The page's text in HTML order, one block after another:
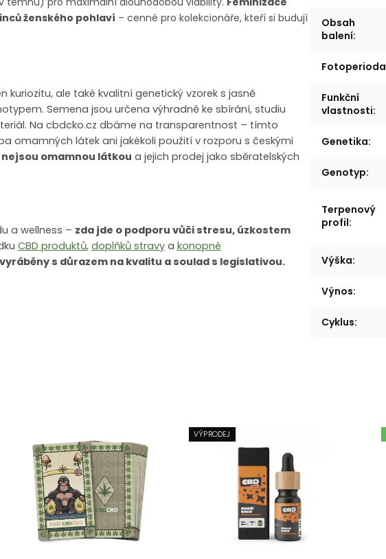
ženského pohlaví – cenné pro kolekcionáře, kteří si budují
ale také kvalitní genetický vzorek s jasně
Semena jsou určena výhradně ke sbírání, studiu
Na cbdcko.cz dbáme na transparentnost – tímto
omamných látek ani jakékoli použití v rozporu s českými
nejsou omamnou látkou a jejich prodej jako sběratelských
a wellness – zda jde o podporu vůči stresu, úzkostem
CBD produktů, doplňků stravy a konopné
s důrazem na kvalitu a soulad s legislativou.
Obsah
balení:
Fotoperioda
Funkční
vlastnosti:
Genetika:
Genotyp:
Terpenový
profil:
Výška:
Výnos:
Cyklus:
VÝPRODEJ